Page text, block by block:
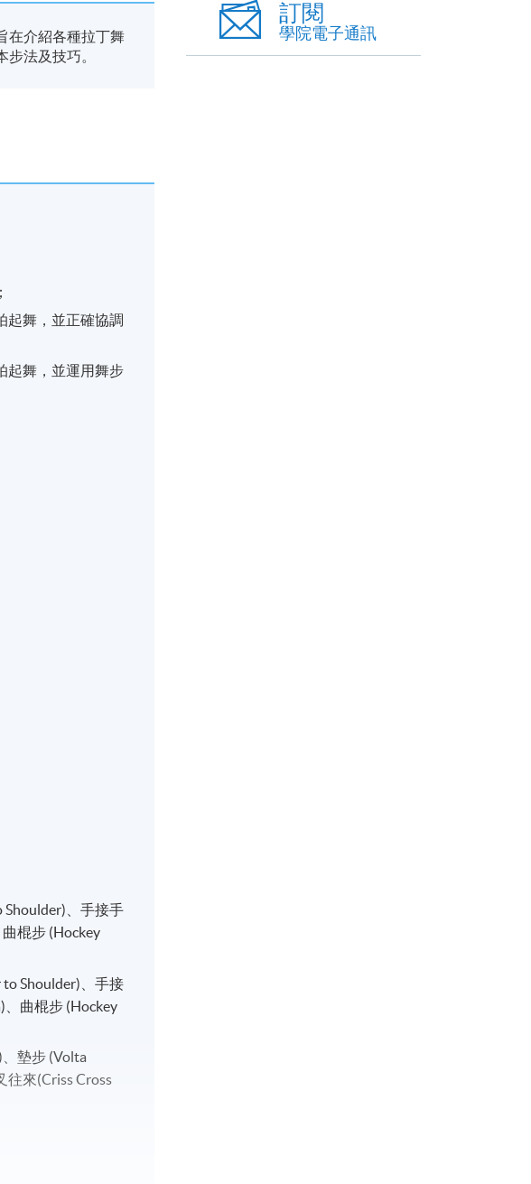
在介紹各種拉丁舞
法及技巧。
起舞，並正確協調
起舞，並運用舞步
Shoulder)、手接手
棍步 (Hockey
Shoulder)、手接
、曲棍步 (Hockey
墊步 (Volta
往來(Criss Cross
訂閱
學院電子通訊